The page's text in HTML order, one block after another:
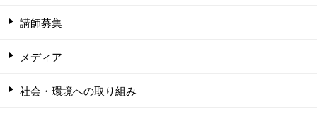
講師募集
メディア
社会・環境への取り組み